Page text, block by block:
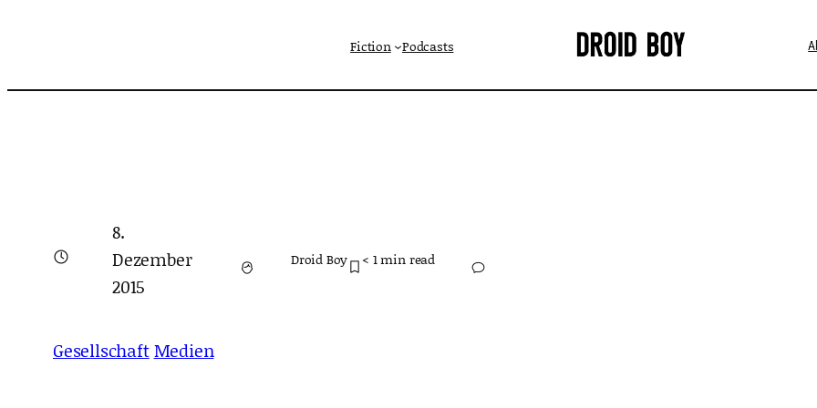
Fiction Podcasts
8.
Dezember
2015
Droid Boy < 1min read
GesellschaftMedien